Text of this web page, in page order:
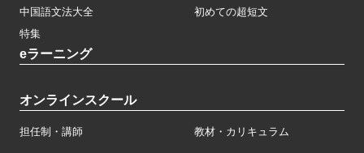
中国語文法大全
初めての超短文
特集
eラーニング
オンラインスクール
担任制・講師 教材・カリキュラム